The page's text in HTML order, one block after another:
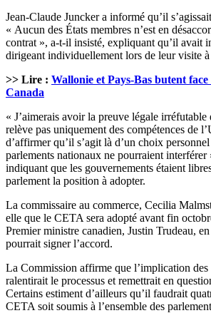
Jean-Claude Juncker a informé qu’il
« Aucun des États membres n’est en
contrat », a-t-il insisté, expliquant qu’il avait
dirigeant individuellement lors de leur visite
>> Lire : Wallonie et Pays-Bas butent
Canada
« J’aimerais avoir la preuve légale irréfutable
relève pas uniquement des compétences de
d’affirmer qu’il s’agit là d’un choix
parlements nationaux ne pourraient interférer
indiquant que les gouvernements étaient
parlement la position à adopter.
La commissaire au commerce, Cecilia
elle que le CETA sera adopté avant fin
Premier ministre canadien, Justin Trudeau,
pourrait signer l’accord.
La Commission affirme que l’implication
ralentirait le processus et remettrait en
Certains estiment d’ailleurs qu’il faudrait
CETA soit soumis à l’ensemble des